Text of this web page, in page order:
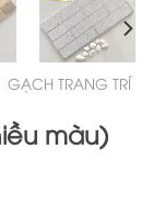
GẠCH TRANG TRÍ
màu)